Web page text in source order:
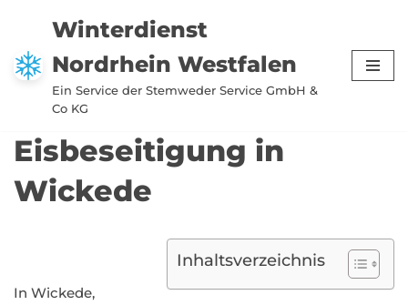
Zum
Inhalt
springen
Winterdienst
Nordrhein Westfalen
Ein Service der Stemweder Service GmbH &
Co KG
Eisbeseitigung in
Wickede
Inhaltsverzeichnis
In Wickede,